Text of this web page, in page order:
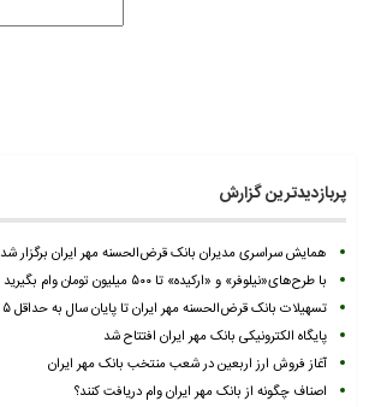
پربازدیدترین گزارش
همایش سراسری مدیران بانک قرض‌الحسنه مهر ایران برگزار شد
با طرح‌های«نیلوفر» و «ارکیده» تا ۵۰۰ میلیون تومان وام بگیرید
تسهیلات بانک قرض‌الحسنه مهر ایران تا پایان سال به حداقل ۵ میلیون فقره می‌رسد
پایگاه الکترونیکی بانک مهر ایران افتتاح شد
آغاز فروش ارز اربعین در شعب منتخب بانک مهر ایران
اصناف چگونه از بانک مهر ایران وام دریافت کنند؟